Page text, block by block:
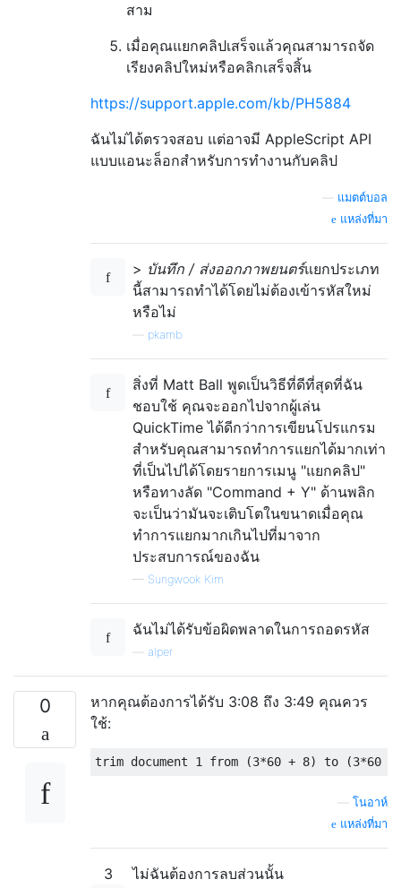
สาม
เมื่อคุณแยกคลิปเสร็จแล้วคุณสามารถจัด
เรียงคลิปใหม่หรือคลิกเสร็จสิ้น
https://support.apple.com/kb/PH5884
ฉันไม่ได้ตรวจสอบ แต่อาจมี AppleScript API
แบบแอนะล็อกสำหรับการทำงานกับคลิป
แมตต์บอล
แหล่งที่มา
> บันทึก / ส่งออกภาพยนตร์แยกประเภท
นี้สามารถทำได้โดยไม่ต้องเข้ารหัสใหม่
หรือไม่
pkamb
สิ่งที่ Matt Ball พูดเป็นวิธีที่ดีที่สุดที่ฉัน
ชอบใช้ คุณจะออกไปจากผู้เล่น
QuickTime ได้ดีกว่าการเขียนโปรแกรม
สำหรับคุณสามารถทำการแยกได้มากเท่า
ที่เป็นไปได้โดยรายการเมนู "แยกคลิป"
หรือทางลัด "Command + Y" ด้านพลิก
จะเป็นว่ามันจะเติบโตในขนาดเมื่อคุณ
ทำการแยกมากเกินไปที่มาจาก
ประสบการณ์ของฉัน
— Sungwook Kim
ฉันไม่ได้รับข้อผิดพลาดในการถอดรหัส
alper
0
หากคุณต้องการได้รับ 3:08 ถึง 3:49 คุณควร
ใช้:
trim document 1 from (3*60 + 8) to (3*60
โนอาห์
แหล่งที่มา
3 ไม่ฉันต้องการลบส่วนนั้น